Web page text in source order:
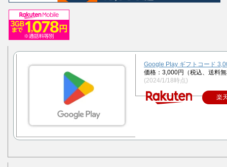
Google Play ギフトコード
価格：3,000円（税込、送料
(2024/1/18時点)
楽